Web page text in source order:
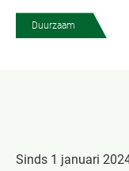
Duurzaam
Sinds 1 januari